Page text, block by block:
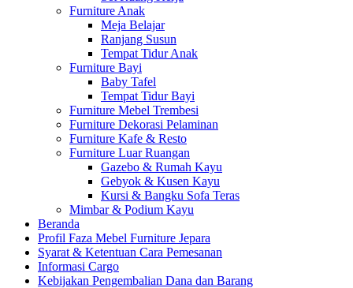
Furniture Anak
Meja Belajar
Ranjang Susun
Tempat Tidur Anak
Furniture Bayi
Baby Tafel
Tempat Tidur Bayi
Furniture Mebel Trembesi
Furniture Dekorasi Pelaminan
Furniture Kafe & Resto
Furniture Luar Ruangan
Gazebo & Rumah Kayu
Gebyok & Kusen Kayu
Kursi & Bangku Sofa Teras
Mimbar & Podium Kayu
Beranda
Profil Faza Mebel Furniture Jepara
Syarat & Ketentuan Cara Pemesanan
Informasi Cargo
Kebijakan Pengembalian Dana dan Barang